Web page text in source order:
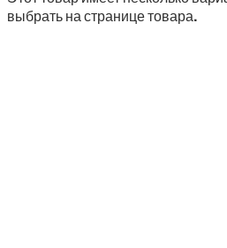
выбрать на странице товара.